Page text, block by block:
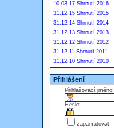
10.03.17 Shrnutí 2016
31.12.15 Shrnutí 2015
31.12.14 Shrnutí 2014
31.12.13 Shrnutí 2013
31.12.12 Shrnutí 2012
31.12.11 Shrnutí 2011
31.12.10 Shrnutí 2010
Přihlášení
Přihlašovací jméno:
Heslo:
zapamatovat